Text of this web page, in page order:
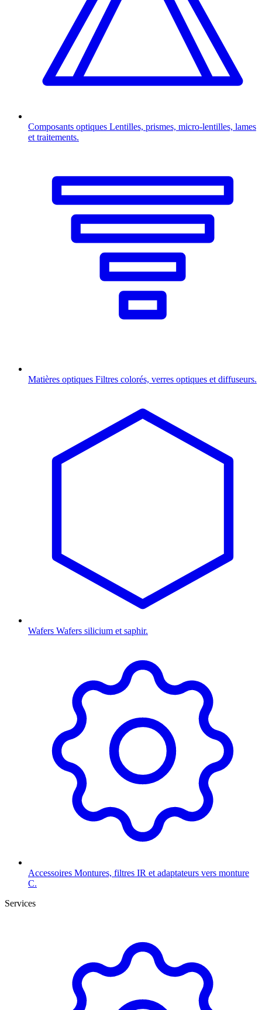
Composants optiques Lentilles, prismes, micro-lentilles, lames
et traitements.
Matières optiques Filtres colorés, verres optiques et diffuseurs.
Wafers Wafers silicium et saphir.
Accessoires Montures, filtres IR et adaptateurs vers monture
C.
Services